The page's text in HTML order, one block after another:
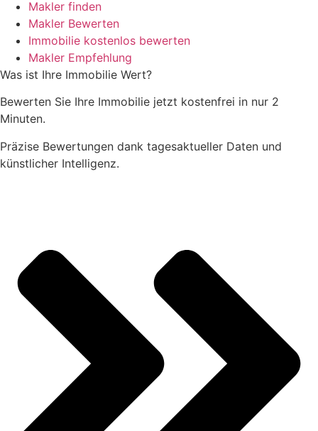
Makler finden
Makler Bewerten
Immobilie kostenlos bewerten
Makler Empfehlung
Was ist Ihre Immobilie Wert?
Bewerten Sie Ihre Immobilie jetzt kostenfrei in nur 2
Minuten.
Präzise Bewertungen dank tagesaktueller Daten und
künstlicher Intelligenz.